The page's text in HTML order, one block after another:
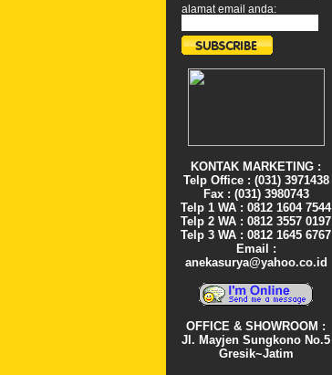
alamat email anda:
KONTAK MARKETING :
Telp Office : (031) 3971438
Fax : (031) 3980743
Telp 1 WA : 0812 1604 7544
Telp 2 WA : 0812 3557 0197
Telp 3 WA : 0812 1645 6767
Email :
anekasurya@yahoo.co.id
OFFICE & SHOWROOM :
Jl. Mayjen Sungkono No.5
Gresik~Jatim